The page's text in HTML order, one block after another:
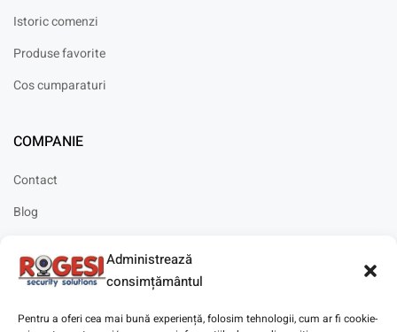
Administrează
consimțământul
Pentru a oferi cea mai bună experiență, folosim tehnologii, cum ar fi cookie-
Istoric comenzi
Produse favorite
Cos cumparaturi
COMPANIE
Contact
Blog
Solicitare instalare